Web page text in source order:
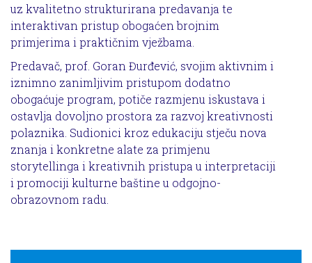
uz kvalitetno strukturirana predavanja te
interaktivan pristup obogaćen brojnim
primjerima i praktičnim vježbama.
Predavač, prof. Goran Đurđević, svojim aktivnim i
iznimno zanimljivim pristupom dodatno
obogaćuje program, potiče razmjenu iskustava i
ostavlja dovoljno prostora za razvoj kreativnosti
polaznika. Sudionici kroz edukaciju stječu nova
znanja i konkretne alate za primjenu
storytellinga i kreativnih pristupa u interpretaciji
i promociji kulturne baštine u odgojno-
obrazovnom radu.